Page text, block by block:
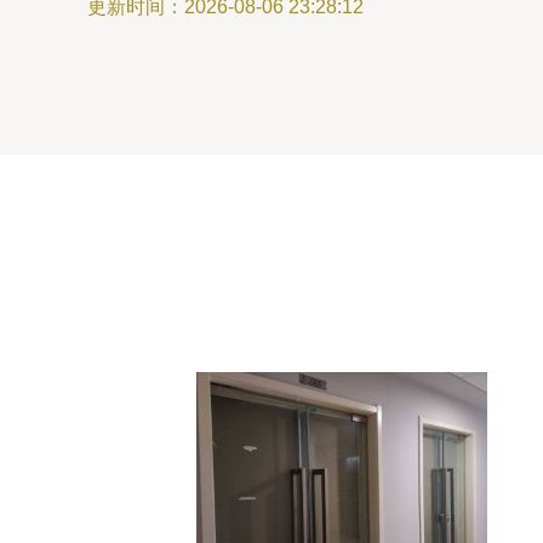
更新时间：2026-08-06 23:28:12